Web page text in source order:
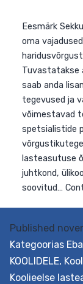
Eesmärk
oma
saab anda
tegevused
soovitud…
Published
Kategoorias
KOOLIDELE,
Koolieelse